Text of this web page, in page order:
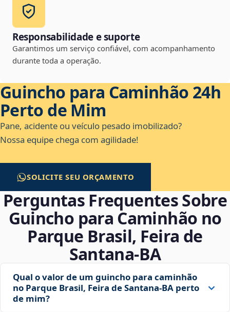
Responsabilidade e suporte
Garantimos um serviço confiável, com acompanhamento
durante toda a operação.
Guincho para Caminhão 24h
Perto de Mim
Pane, acidente ou veículo pesado imobilizado?
Nossa equipe chega com agilidade!
SOLICITE SEU ORÇAMENTO
Perguntas Frequentes Sobre
Guincho para Caminhão no
Parque Brasil, Feira de
Santana‑BA
Qual o valor de um guincho para caminhão
no Parque Brasil, Feira de Santana‑BA perto
de mim?